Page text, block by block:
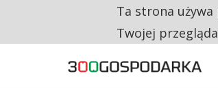
RESTRYKCJE CHIN
Ta strona
Twojej